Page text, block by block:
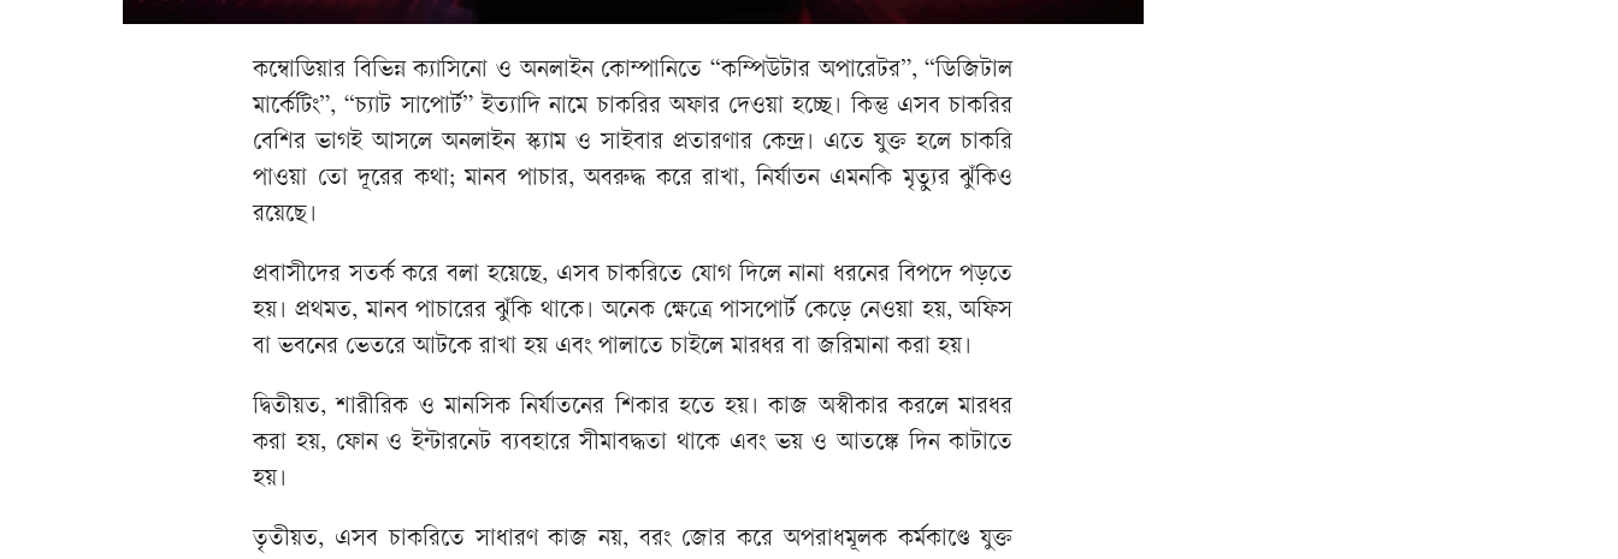
কম্বোডিয়ার বিভিন্ন ক্যাসিনো ও অনলাইন কোম্পানিতে “কম্পিউটার অপারেটর”, “ডিজিটাল
মার্কেটিং”, “চ্যাট সাপোর্ট” ইত্যাদি নামে চাকরির অফার দেওয়া হচ্ছে। কিন্তু এসব চাকরির
বেশির ভাগই আসলে অনলাইন স্ক্যাম ও সাইবার প্রতারণার কেন্দ্র। এতে যুক্ত হলে চাকরি
পাওয়া তো দূরের কথা; মানব পাচার, অবরুদ্ধ করে রাখা, নির্যাতন এমনকি মৃত্যুর ঝুঁকিও
রয়েছে।
প্রবাসীদের সতর্ক করে বলা হয়েছে, এসব চাকরিতে যোগ দিলে নানা ধরনের বিপদে পড়তে
হয়। প্রথমত, মানব পাচারের ঝুঁকি থাকে। অনেক ক্ষেত্রে পাসপোর্ট কেড়ে নেওয়া হয়, অফিস
বা ভবনের ভেতরে আটকে রাখা হয় এবং পালাতে চাইলে মারধর বা জরিমানা করা হয়।
দ্বিতীয়ত, শারীরিক ও মানসিক নির্যাতনের শিকার হতে হয়। কাজ অস্বীকার করলে মারধর
করা হয়, ফোন ও ইন্টারনেট ব্যবহারে সীমাবদ্ধতা থাকে এবং ভয় ও আতঙ্কে দিন কাটাতে
হয়।
তৃতীয়ত, এসব চাকরিতে সাধারণ কাজ নয়, বরং জোর করে অপরাধমূলক কর্মকাণ্ডে যুক্ত